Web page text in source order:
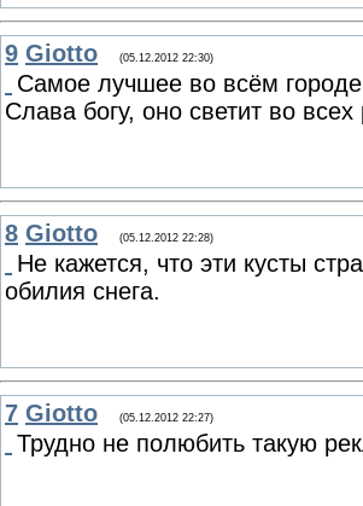
9 Giotto (05.12.2012 22:30)
Самое лучшее во всём
Слава богу, оно светит во всех
8 Giotto (05.12.2012 22:28)
Не кажется, что эти кусты
обилия снега.
7 Giotto (05.12.2012 22:27)
Трудно не полюбить такую